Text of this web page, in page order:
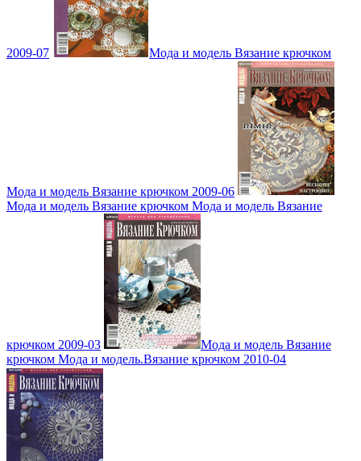
2009-07 Мода и модель Вязание крючком
Мода и модель Вязание крючком 2009-06
Мода и модель Вязание крючком Мода и модель Вязание
крючком 2009-03
Мода и модель Вязание
крючком Мода и модель.Вязание крючком 2010-04